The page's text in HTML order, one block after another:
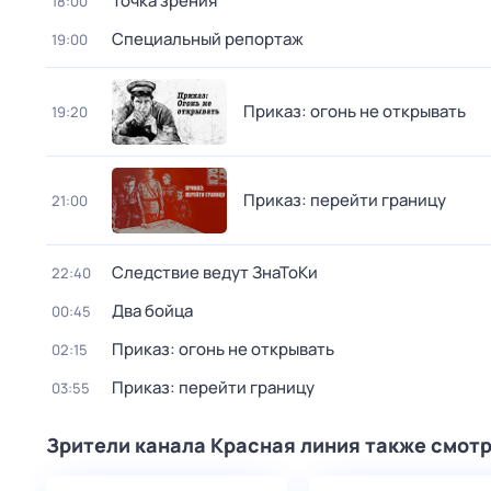
19:00 Специальный репортаж
19:20 Приказ: огонь не открывать
21:00 Приказ: перейти границу
22:40 Следствие ведут ЗнаТоКи
00:45 Два бойца
02:15 Приказ: огонь не открывать
03:55 Приказ: перейти границу
Зрители канала Красная линия также